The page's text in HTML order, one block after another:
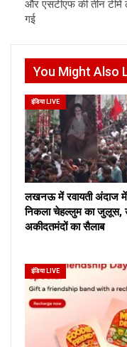
और एसटीएफ की तीन टीमें
गई
You Might Also
इंडिया LIVE
लखनऊ में रवायती अंदाज में
निकला चेहल्लुम का जुलूस,
अकीदतमंदों का सैलाब
इंडिया LIVE